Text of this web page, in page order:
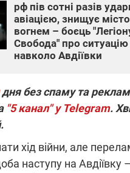
рф пів сотні разів
авіацією, знищує місто
вогнем – боєць
Свобода" про ситуацію
навколо Авдіївки
дня без спаму та
"5 канал" у Telegram.
хід війни, але
наступу на Авдіївку –